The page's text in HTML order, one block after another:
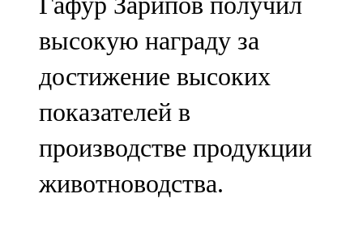
высокую награду за
достижение высоких
показателей в
производстве продукции
животноводства.